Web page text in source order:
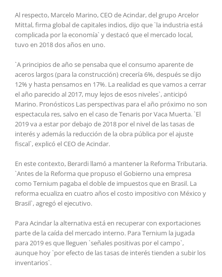
Al respecto, Marcelo Marino, CEO de Acindar, del grupo Arcelor
Mittal, firma global de capitales indios, dijo que `la industria está
complicada por la economía` y destacó que el mercado local,
tuvo en 2018 dos años en uno.
`A principios de año se pensaba que el consumo aparente de
aceros largos (para la construcción) crecería 6%, después se dijo
12% y hasta pensamos en 17%. La realidad es que vamos a cerrar
el año parecido al 2017, muy lejos de esos niveles`, anticipó
Marino. Pronósticos Las perspectivas para el año próximo no son
espectacula res, salvo en el caso de Tenaris por Vaca Muerta. `El
2019 va a estar por debajo de 2018 por el nivel de las tasas de
interés y además la reducción de la obra pública por el ajuste
fiscal`, explicó el CEO de Acindar.
En este contexto, Berardi llamó a mantener la Reforma Tributaria.
`Antes de la Reforma que propuso el Gobierno una empresa
como Ternium pagaba el doble de impuestos que en Brasil. La
reforma ecualiza en cuatro años el costo impositivo con México y
Brasil`, agregó el ejecutivo.
Para Acindar la alternativa está en recuperar con exportaciones
parte de la caída del mercado interno. Para Ternium la jugada
para 2019 es que lleguen `señales positivas por el campo`,
aunque hoy `por efecto de las tasas de interés tienden a subir los
inventarios`.